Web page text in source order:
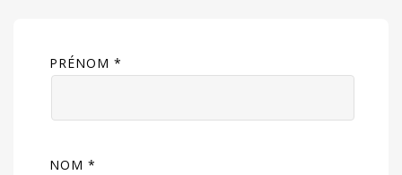
PRÉNOM *
NOM *